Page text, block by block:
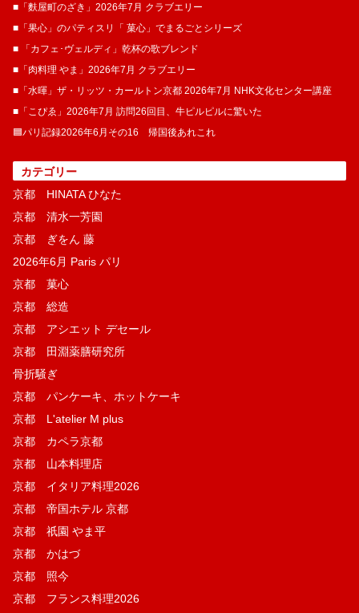
■「麩屋町のざき」2026年7月 クラブエリー
■「果心」のパティスリ「 菓​心」でまるごとシリーズ
■ 「カフェ･ヴェルディ」乾杯の歌ブレンド
■「肉料理 やま」2026年7月 クラブエリー
■「水暉」ザ・リッツ・カールトン京都 2026年7月 NHK文化センター講座
■「こぴゑ」2026年7月 訪問26回目、牛ピルピルに驚いた
🟦パリ記録2026年6月その16 帰国後あれこれ
カテゴリー
京都 HINATA ひなた
京都 清水一芳園
京都 ぎをん 藤
2026年6月 Paris パリ
京都 菓​心
京都 総造
京都 アシエット デセール
京都 田淵薬膳研究所
骨折騒ぎ
京都 パンケーキ、ホットケーキ
京都 L'atelier M plus
京都 カペラ京都
京都 山本料理店
京都 イタリア料理2026
京都 帝国ホテル 京都
京都 祇園 やま平
京都 かはづ
京都 照今
京都 フランス料理2026